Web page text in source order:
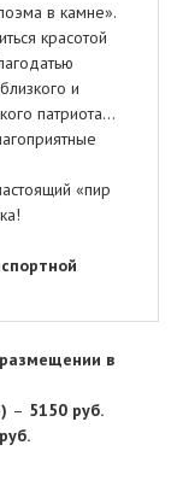
в камне».
красотой
и
патриота…
«пир
в
– 5150 руб.